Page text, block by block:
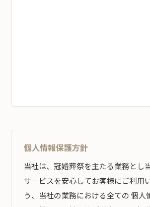
個人情報保護方針
当社は、冠婚葬祭を主たる業務とし
サ－ビスを安心してお客様にご利用
う、当社の業務における全ての 個人